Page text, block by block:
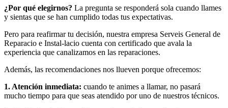
¿Por qué elegirnos? La pregunta se responderá sola cuando llames
y sientas que se han cumplido todas tus expectativas.
Pero para reafirmar tu decisión, nuestra empresa Serveis General de
Reparacio e Instal-lacio cuenta con certificado que avala la
experiencia que canalizamos en las reparaciones.
Además, las recomendaciones nos llueven porque ofrecemos:
1. Atención inmediata: cuando te animes a llamar, no pasará
mucho tiempo para que seas atendido por uno de nuestros técnicos.